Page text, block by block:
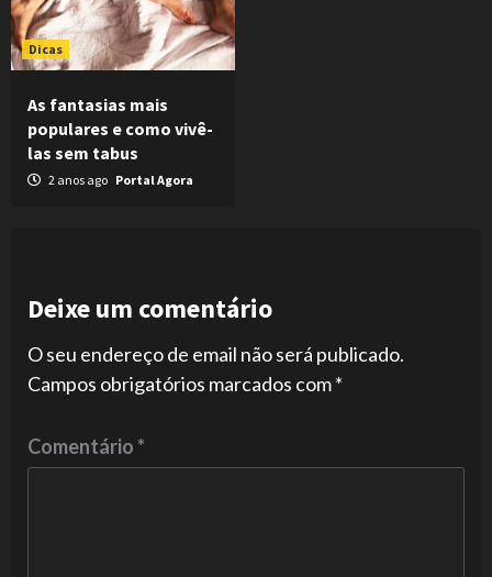
Dicas
As fantasias mais
populares e como vivê-
las sem tabus
2 anos ago Portal Agora
Deixe um comentário
O seu endereço de email não será publicado.
Campos obrigatórios marcados com*
Comentário*